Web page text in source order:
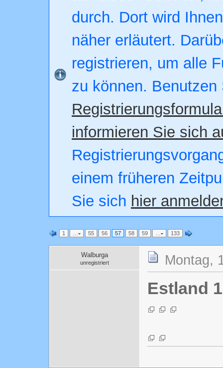
durch. Dort wird
näher erläutert.
registrieren, um alle
zu können. Benutzen
informieren Sie sich
einem früheren
Sie sich hier
1 … 55 56 57 58 59 … 133
Walburga
unregistriert Montag,
Estland 1